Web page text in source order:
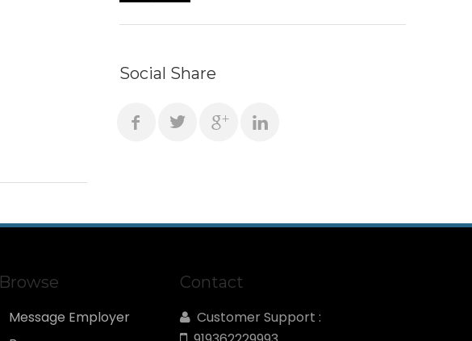
Social Share
Browse
Message Employer
Contact
Customer Support :